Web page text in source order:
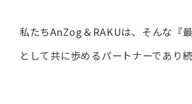
私たちAnZog＆RAKUは、​そんな​『最
と​して共に​歩める​パートナーであり続